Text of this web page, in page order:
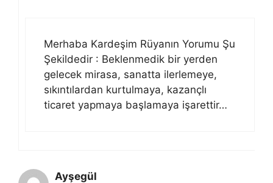
Merhaba Kardeşim Rüyanın Yorumu Şu
Şekildedir : Beklenmedik bir yerden
gelecek mirasa, sanatta ilerlemeye,
sıkıntılardan kurtulmaya, kazançlı
ticaret yapmaya başlamaya işarettir…
Ayşegül